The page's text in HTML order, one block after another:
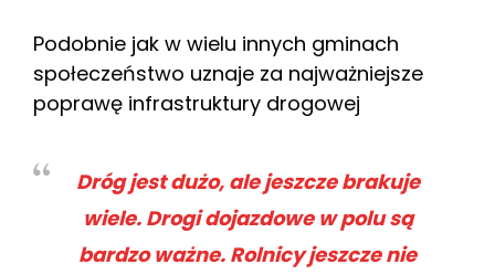
Podobnie jak w wielu innych gminach
społeczeństwo uznaje za najważniejsze
poprawę infrastruktury drogowej
Dróg jest dużo, ale jeszcze brakuje
wiele. Drogi dojazdowe w polu są
bardzo ważne. Rolnicy jeszcze nie